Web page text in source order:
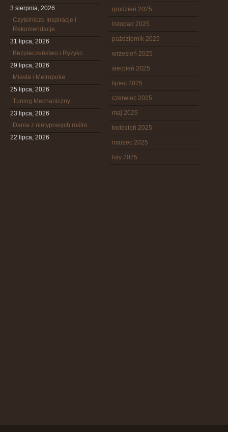
3 sierpnia, 2026
Czytelnicze Inspiracje i
Rekomendacje
31 lipca, 2026
Bezpieczeństwo i Ryzyko
29 lipca, 2026
Miasta i Metropolie
25 lipca, 2026
Tuning Mechaniczny
23 lipca, 2026
Dania z nietypowych roślin
22 lipca, 2026
grudzień 2025
listopad 2025
październik 2025
wrzesień 2025
sierpień 2025
lipiec 2025
czerwiec 2025
maj 2025
kwiecień 2025
marzec 2025
luty 2025